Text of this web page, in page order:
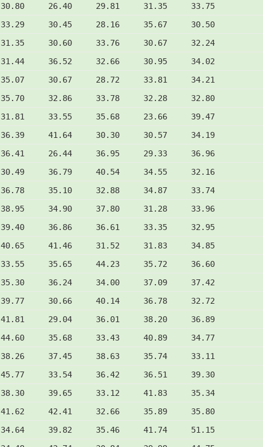
30.80     26.40     29.81     31.35     33.75
33.29     30.45     28.16     35.67     30.50
31.35     30.60     33.76     30.67     32.24
31.44     36.52     32.66     30.95     34.02
35.07     30.67     28.72     33.81     34.21
35.70     32.86     33.78     32.28     32.80
31.81     33.55     35.68     23.66     39.47
36.39     41.64     30.30     30.57     34.19
36.41     26.44     36.95     29.33     36.96
30.49     36.79     40.54     34.55     32.16
36.78     35.10     32.88     34.87     33.74
38.95     34.90     37.80     31.28     33.96
39.40     36.86     36.61     33.35     32.95
40.65     41.46     31.52     31.83     34.85
33.55     35.65     44.23     35.72     36.60
35.30     36.24     34.00     37.09     37.42
39.77     30.66     40.14     36.78     32.72
41.81     29.04     36.01     38.20     36.89
44.60     35.68     33.43     40.89     34.77
38.26     37.45     38.63     35.74     33.11
45.77     33.54     36.42     36.51     39.30
38.30     39.65     33.12     41.83     35.34
41.62     42.41     32.66     35.89     35.80
34.64     39.82     35.46     41.74     51.15